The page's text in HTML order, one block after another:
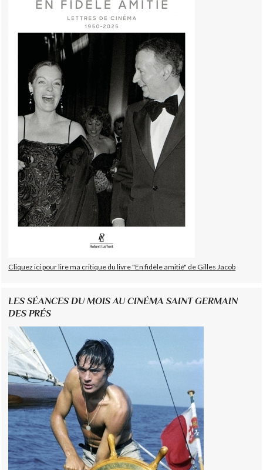
Cliquez ici pour lire ma critique du livre "En fidèle amitié" de Gilles Jacob
LES SÉANCES DU MOIS AU CINÉMA SAINT GERMAIN
DES PRÉS